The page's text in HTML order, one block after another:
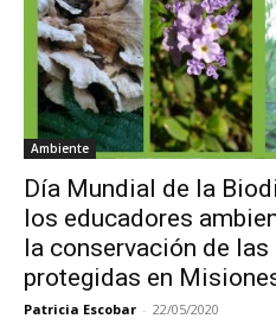
Ambiente
Día Mundial de la
los educadores
la conservación de las
protegidas en
Patricia Escobar - 22/05/2020